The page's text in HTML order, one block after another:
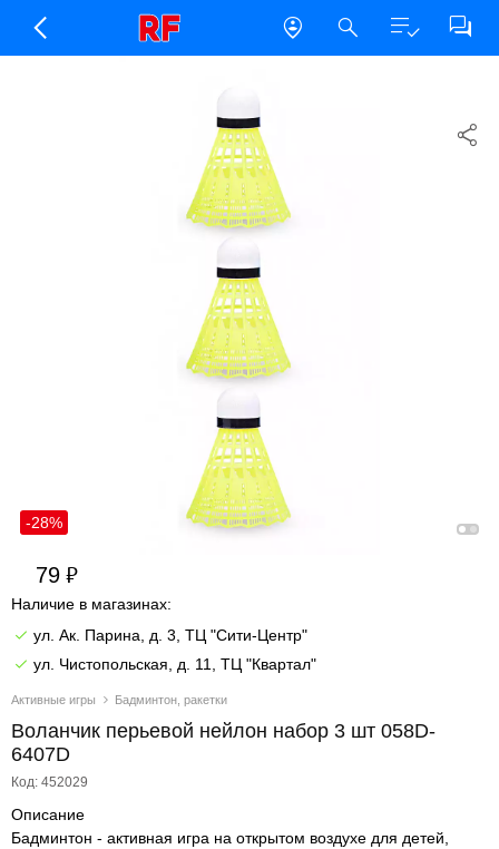
Активные игры Бадминтон, ракетки
Воланчик перьевой нейлон набор 3 шт 058D-
6407D
Код: 452029
-28%
79
Наличие в магазинах:
ул. Ак. Парина, д. 3, ТЦ "Сити-Центр"
ул. Чистопольская, д. 11, ТЦ "Квартал"
Описание
Бадминтон - активная игра на открытом воздухе для детей,